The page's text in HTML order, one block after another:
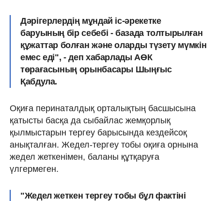
Дәрігерлердің мұндай іс-әрекетке
баруының бір себебі - базада толтырылған
құжаттар болған және оларды түзету мүмкін
емес еді", - деп хабарлады АӨК
төрағасының орынбасары Шыңғыс
Қабдула.
Оқиға перинаталдық орталықтың басшысына
қатысты басқа да сыбайлас жемқорлық
қылмыстарын тергеу барысында кездейсоқ
анықталған. Жедел-тергеу тобы оқиға орнына
жедел жеткенімен, баланы құтқаруға
үлгермеген.
"Жедел жеткен тергеу тобы бұл фактіні